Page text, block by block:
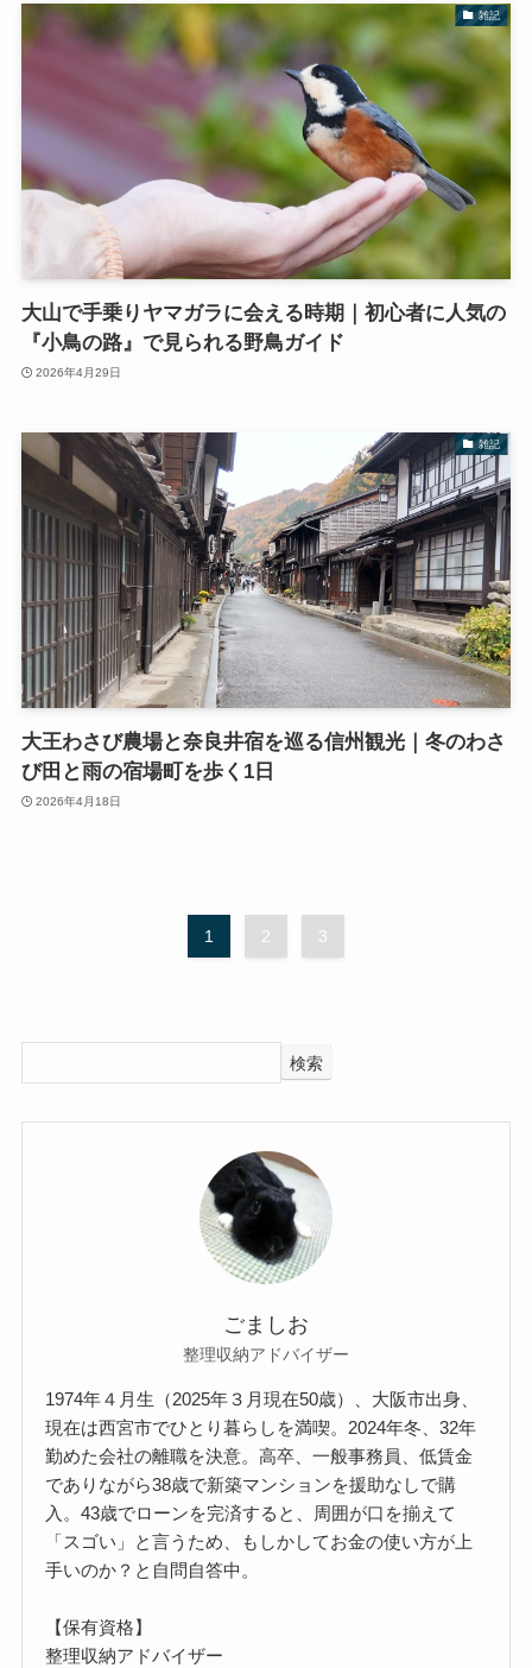
雑記
大山で手乗りヤマガラに会える時期｜初心者に人気の
『小鳥の路』で見られる野鳥ガイド
2026年4月29日
雑記
大王わさび農場と奈良井宿を巡る信州観光｜冬のわさ
び田と雨の宿場町を歩く1日
2026年4月18日
1 2 3
検索
ごましお
整理収納アドバイザー
1974年４月生（2025年３月現在50歳）、大阪市出身、
現在は西宮市でひとり暮らしを満喫。2024年冬、32年
勤めた会社の離職を決意。高卒、一般事務員、低賃金
でありながら38歳で新築マンションを援助なしで購
入。43歳でローンを完済すると、周囲が口を揃えて
「スゴい」と言うため、もしかしてお金の使い方が上
手いのか？と自問自答中。
【保有資格】
整理収納アドバイザー